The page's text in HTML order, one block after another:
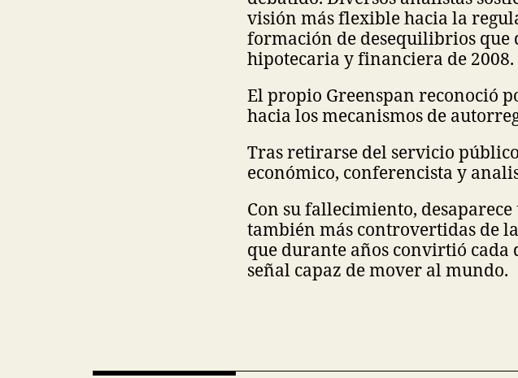
visión más flexible hacia la
formación de desequilibrios que
hipotecaria y financiera de 2008.
El propio Greenspan reconoció
hacia los mecanismos de
Tras retirarse del servicio
económico, conferencista y
Con su fallecimiento,
también más controvertidas de
que durante años convirtió cada
señal capaz de mover al mundo.